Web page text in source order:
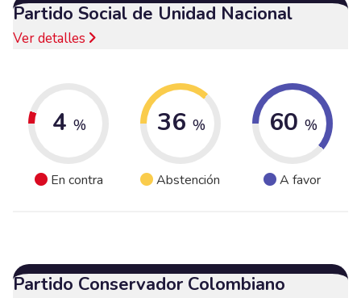
Partido Social de Unidad Nacional
Ver detalles
4 %
En contra
36 %
Abstención
60 %
A favor
Partido Conservador Colombiano